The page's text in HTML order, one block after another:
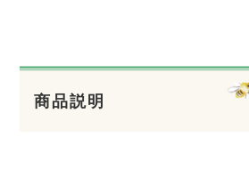
商品説明